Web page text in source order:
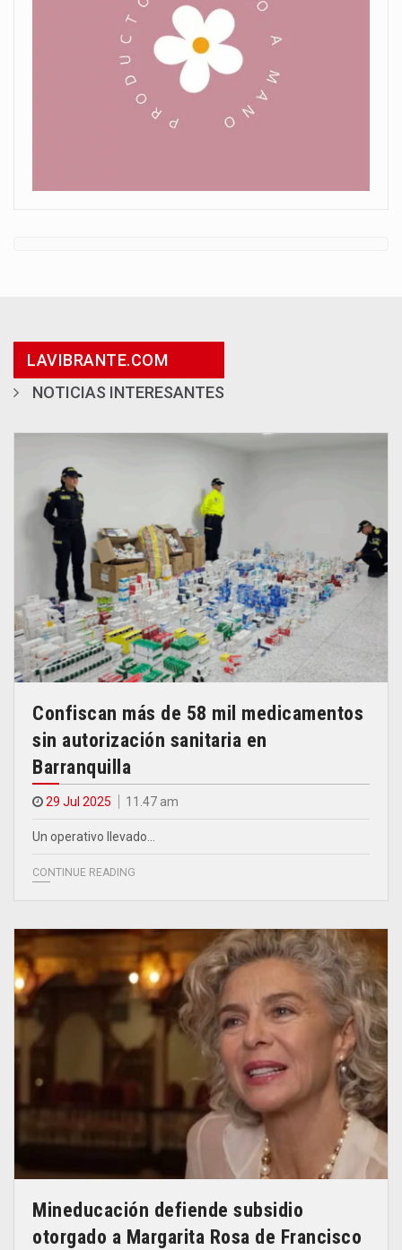
LAVIBRANTE.COM
NOTICIAS INTERESANTES
Confiscan más de 58 mil medicamentos
sin autorización sanitaria en
Barranquilla
29 Jul 2025 11.47 am
Un operativo llevado…
CONTINUE READING
Mineducación defiende subsidio
otorgado a Margarita Rosa de Francisco